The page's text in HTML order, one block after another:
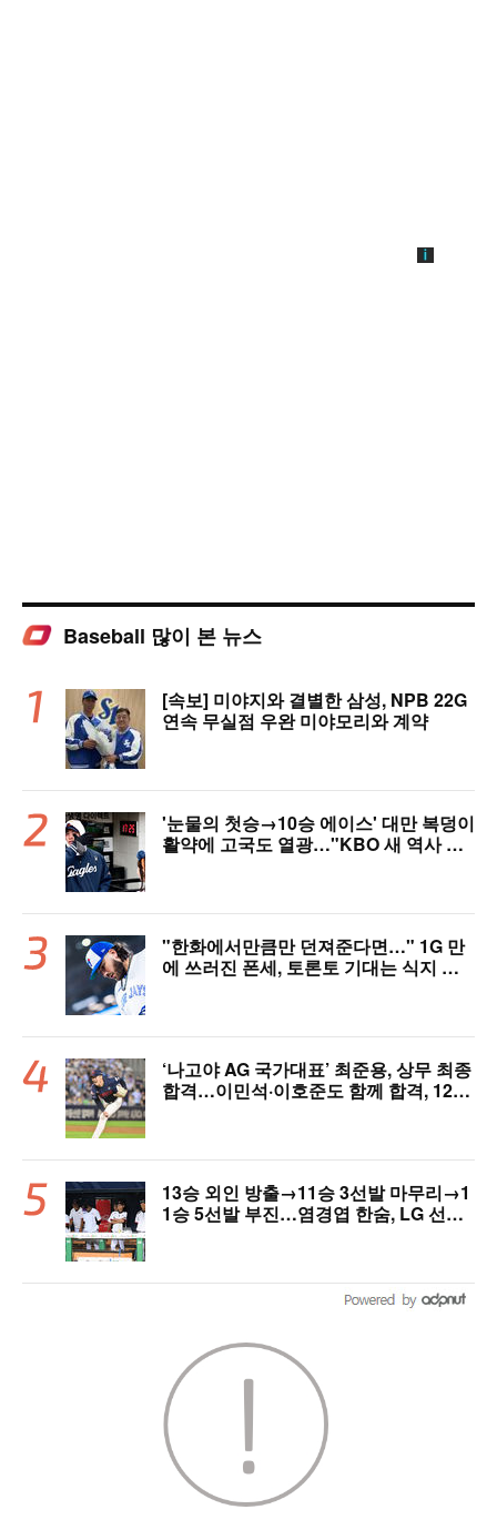
Baseball 많이 본 뉴스
[속보] 미야지와 결별한 삼성, NPB 22G
연속 무실점 우완 미야모리와 계약
'눈물의 첫승→10승 에이스' 대만 복덩이
활약에 고국도 열광…"KBO 새 역사 썼
"한화에서만큼만 던져준다면…" 1G 만
에 쓰러진 폰세, 토론토 기대는 식지 않
‘나고야 AG 국가대표’ 최준용, 상무 최종
합격…이민석·이호준도 함께 합격, 12월
13승 외인 방출→11승 3선발 마무리→1
1승 5선발 부진…염경엽 한숨, LG 선발